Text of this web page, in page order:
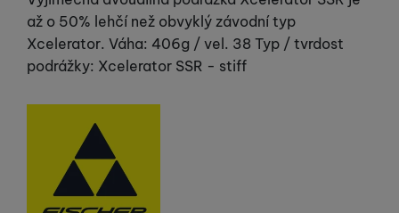
až o 50% lehčí než obvyklý závodní typ
Xcelerator. Váha: 406g / vel. 38 Typ / tvrdost
podrážky: Xcelerator SSR - stiff